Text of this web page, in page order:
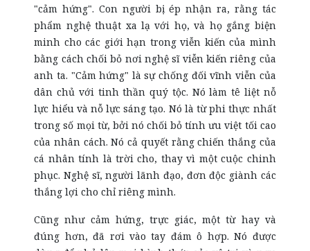
"cảm hứng". Con người bị ép nhận ra, rằng tác
phẩm nghệ thuật xa lạ với họ, và họ gắng biện
minh cho các giới hạn trong viễn kiến của mình
bằng cách chối bỏ nơi nghệ sĩ viễn kiến riêng của
anh ta. "Cảm hứng" là sự chống đối vĩnh viễn của
dân chủ với tinh thần quý tộc. Nó làm tê liệt nỗ
lực hiểu và nỗ lực sáng tạo. Nó là từ phi thực nhất
trong số mọi từ, bởi nó chối bỏ tính ưu việt tối cao
của nhân cách. Nó cả quyết rằng chiến thắng của
cá nhân tính là trời cho, thay vì một cuộc chinh
phục. Nghệ sĩ, người lãnh đạo, đơn độc giành các
thắng lợi cho chỉ riêng mình.
Cũng như cảm hứng, trực giác, một từ hay và
đúng hơn, đã rơi vào tay đám ô hợp. Nó được